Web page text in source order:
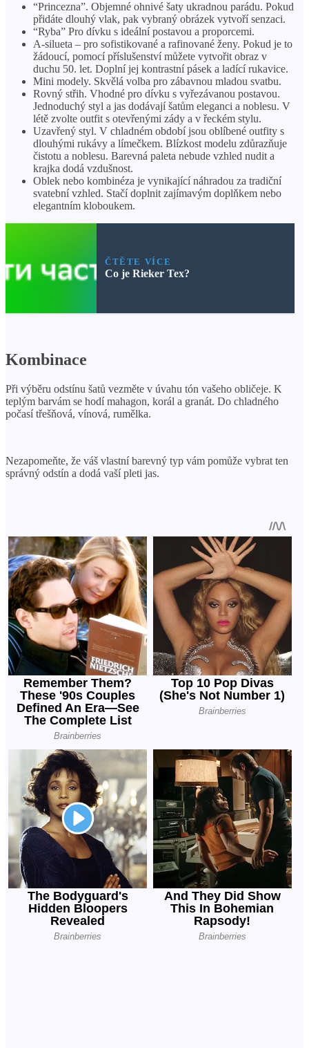
“Princezna”. Objemné ohnivé šaty ukradnou parádu. Pokud
přidáte dlouhý vlak, pak vybraný obrázek vytvoří senzaci.
“Ryba” Pro dívku s ideální postavou a proporcemi.
A-silueta – pro sofistikované a rafinované ženy. Pokud je to
žádoucí, pomocí příslušenství můžete vytvořit obraz v
duchu 50. let. Doplní jej kontrastní pásek a ladící rukavice.
Mini modely. Skvělá volba pro zábavnou mladou svatbu.
Rovný střih. Vhodné pro dívku s vyřezávanou postavou.
Jednoduchý styl a jas dodávají šatům eleganci a noblesu. V
létě zvolte outfit s otevřenými zády a v řeckém stylu.
Uzavřený styl. V chladném období jsou oblíbené outfity s
dlouhými rukávy a límečkem. Blízkost modelu zdůrazňuje
čistotu a noblesu. Barevná paleta nebude vzhled nudit a
krajka dodá vzdušnost.
Oblek nebo kombinéza je vynikající náhradou za tradiční
svatební vzhled. Stačí doplnit zajímavým doplňkem nebo
elegantním kloboukem.
ČTĚTE VÍCE
Co je Rieker Tex?
Kombinace
Při výběru odstínu šatů vezměte v úvahu tón vašeho obličeje. K
teplým barvám se hodí mahagon, korál a granát. Do chladného
počasí třešňová, vínová, rumělka.
Nezapomeňte, že váš vlastní barevný typ vám pomůže vybrat ten
správný odstín a dodá vaší pleti jas.